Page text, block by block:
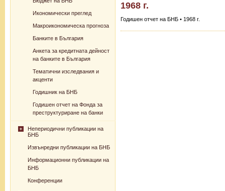
Икономически преглед
Макроикономическа прогноза
Банките в България
Анкета за кредитната дейност
на банките в България
Тематични изследвания и
акценти
Годишник на БНБ
Годишен отчет на Фонда за
преструктуриране на банки
Непериодични публикации на
БНБ
Извънредни публикации на БНБ
Информационни публикации на
БНБ
Конференции
1968 г.
Годишен отчет на БНБ • 1968 г.